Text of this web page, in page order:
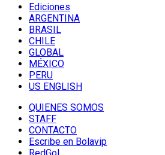
Ediciones
ARGENTINA
BRASIL
CHILE
GLOBAL
MÉXICO
PERU
US ENGLISH
QUIENES SOMOS
STAFF
CONTACTO
Escribe en Bolavip